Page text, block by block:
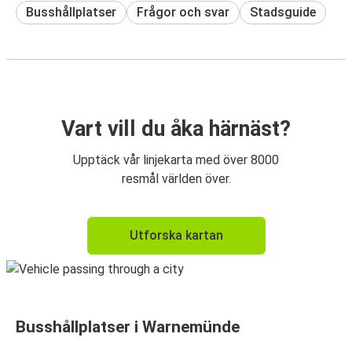
Busshållplatser Frågor och svar Stadsguide
Vart vill du åka härnäst?
Upptäck vår linjekarta med över 8000
resmål världen över.
Utforska kartan
Busshållplatser i Warnemünde